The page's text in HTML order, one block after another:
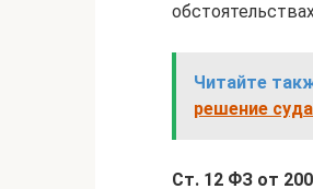
Читайте
решение
Ст. 12 ФЗ от